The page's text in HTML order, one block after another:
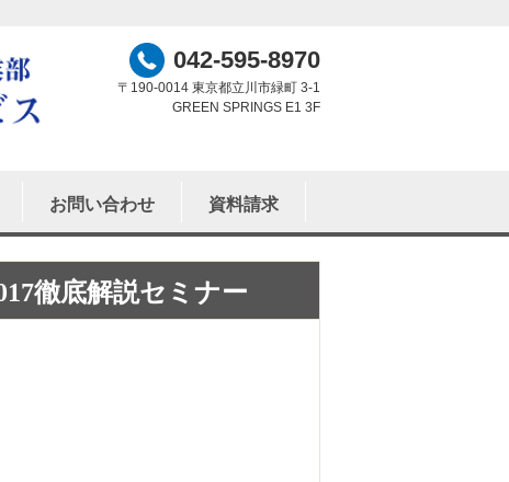
042-595-8970
〒190-0014 東京都立川市緑町 3-1
GREEN SPRINGS E1 3F
お問い合わせ 資料請求
徹底解説セミナー